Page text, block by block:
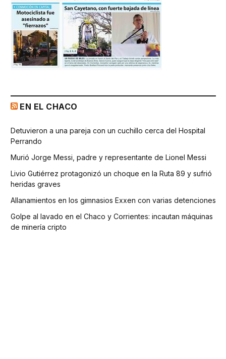
EN EL CHACO
Detuvieron a una pareja con un cuchillo cerca del Hospital
Perrando
Murió Jorge Messi, padre y representante de Lionel Messi
Livio Gutiérrez protagonizó un choque en la Ruta 89 y sufrió
heridas graves
Allanamientos en los gimnasios Exxen con varias detenciones
Golpe al lavado en el Chaco y Corrientes: incautan máquinas
de minería cripto